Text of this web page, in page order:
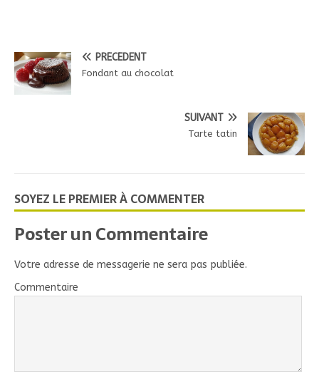
PRÉCÉDENT
Fondant au chocolat
SUIVANT
Tarte tatin
SOYEZ LE PREMIER À COMMENTER
Poster un Commentaire
Votre adresse de messagerie ne sera pas publiée.
Commentaire